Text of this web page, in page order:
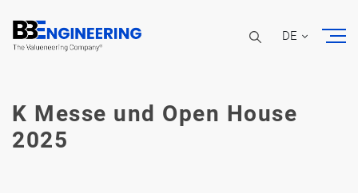
DE
K Messe und Open House
2025